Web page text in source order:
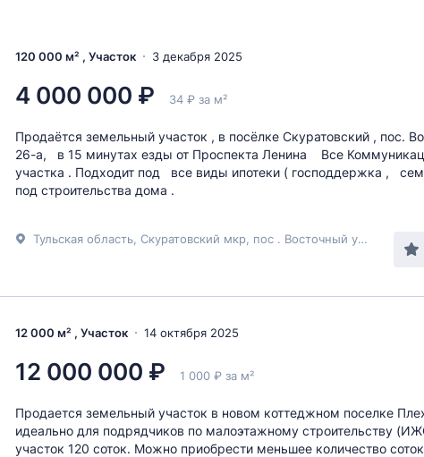
120 000 м² , Участок 3 декабря 2025
4 000 000 ₽ 34 ₽ за м²
Продаётся земельный участок , в посёлке Скуратовский , пос.
26-а, в 15 минутах езды от Проспекта Ленина Все
участка . Подходит под все виды ипотеки ( господдержка ,
под строительства дома .
Тульская область, Скуратовский мкр, пос . Восточный участок 26-а
12 000 м² , Участок 14 октября 2025
12 000 000 ₽ 1 000 ₽ за м²
Продается земельный участок в новом коттеджном поселке
идеально для подрядчиков по малоэтажному строительству
участок 120 соток. Можно приобрести меньшее количество